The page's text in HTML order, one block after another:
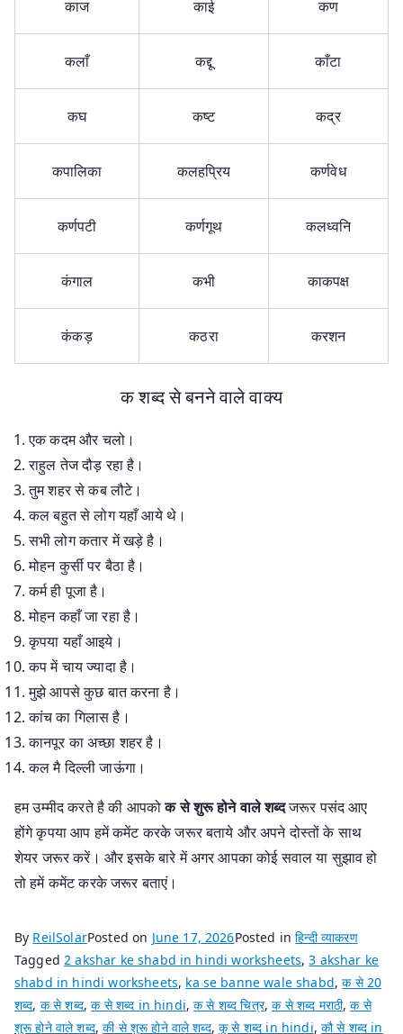
काज काई कण
कलाँ कद्दू काँटा
कघ कष्ट कद्र
कपालिका कलहप्रिय कर्णवेध
कर्णपटी कर्णगूथ कलध्वनि
कंगाल कभी काकपक्ष
कंकड़ कठरा करशन
क शब्द से बनने वाले वाक्य
एक कदम और चलो।
राहुल तेज दौड़ रहा है।
तुम शहर से कब लौटे।
कल बहुत से लोग यहाँ आये थे।
सभी लोग कतार में खड़े है।
मोहन कुर्सी पर बैठा है।
कर्म ही पूजा है।
मोहन कहाँ जा रहा है।
कृपया यहाँ आइये।
कप में चाय ज्यादा है।
मुझे आपसे कुछ बात करना है।
कांच का गिलास है।
कानपूर का अच्छा शहर है।
कल मै दिल्ली जाऊंगा।
हम उम्मीद करते है की आपकोक से शुरू होने वाले शब्दजरूर पसंद आए
होंगे कृपया आप हमें कमेंट करके जरूर बताये और अपने दोस्तों के साथ
शेयर जरूर करें। और इसके बारे में अगर आपका कोई सवाल या सुझाव हो
तो हमें कमेंट करके जरूर बताएं।
By ReilSolarPosted on June 17, 2026Posted inहिन्दी व्याकरण
Tagged 2 akshar ke shabd in hindi worksheets,3 akshar ke
shabd in hindi worksheets, ka se banne wale shabd,क से 20
शब्द, क से शब्द,क से शब्द in hindi,क से शब्द चित्र,क से शब्द मराठी,क से
शुरू होने वाले शब्द,की से शुरू होने वाले शब्द,कू से शब्द in hindi,कौ से शब्द in